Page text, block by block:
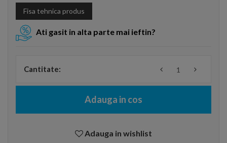
Fisa tehnica produs
Ati gasit in alta parte mai ieftin?
Cantitate:
Adauga in cos
Adauga in wishlist